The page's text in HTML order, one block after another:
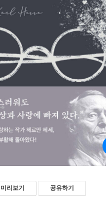
미리보기 공유하기